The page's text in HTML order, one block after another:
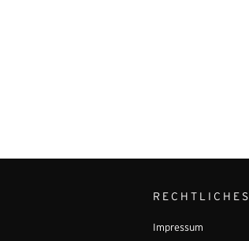
RECHTLICHES
Impressum